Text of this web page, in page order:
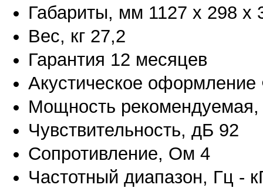
Габариты, мм 1127 х 298 х
Вес, кг 27,2
Гарантия 12 месяцев
Акустическое оформление
Мощность рекомендуемая,
Чувствительность, дБ 92
Сопротивление, Ом 4
Частотный диапазон, Гц -